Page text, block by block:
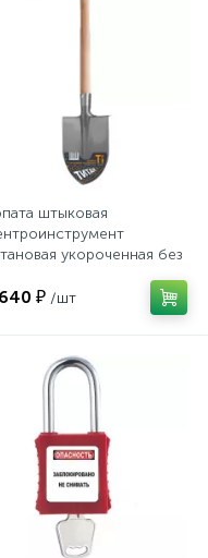
штыковая
укороченная без
₽ /шт
1